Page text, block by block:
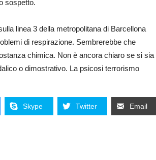
sospetto.
linea 3 della metropolitana di Barcellona
di respirazione. Sembrerebbe che
chimica. Non è ancora chiaro se si sia
o dimostrativo. La psicosi terrorismo
Skype Twitter Email